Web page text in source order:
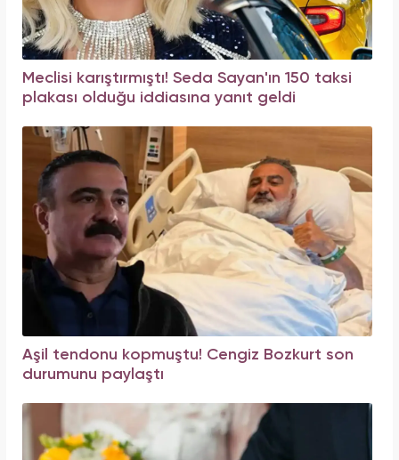
Meclisi karıştırmıştı! Seda Sayan'ın 150 taksi
plakası olduğu iddiasına yanıt geldi
Aşil tendonu kopmuştu! Cengiz Bozkurt son
durumunu paylaştı